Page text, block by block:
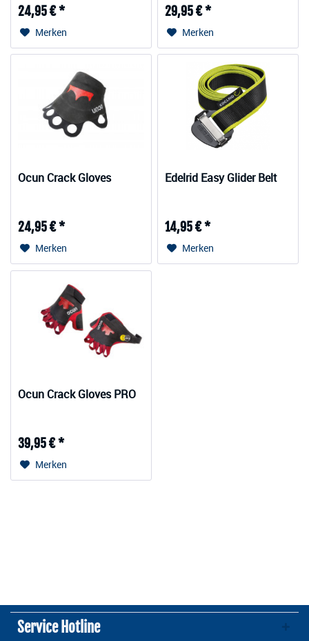
24,95 € *
Merken
29,95 € *
Merken
Ocun Crack Gloves
24,95 € *
Merken
Edelrid Easy Glider Belt
14,95 € *
Merken
Ocun Crack Gloves PRO
39,95 € *
Merken
Service Hotline